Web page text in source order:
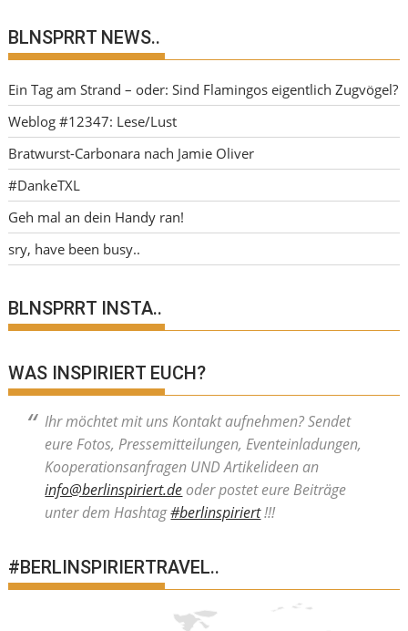
BLNSPRRT NEWS..
Ein Tag am Strand – oder: Sind Flamingos eigentlich Zugvögel?
Weblog #12347: Lese/Lust
Bratwurst-Carbonara nach Jamie Oliver
#DankeTXL
Geh mal an dein Handy ran!
sry, have been busy..
BLNSPRRT INSTA..
WAS INSPIRIERT EUCH?
Ihr möchtet mit uns Kontakt aufnehmen? Sendet
eure Fotos, Pressemitteilungen, Eventeinladungen,
Kooperationsanfragen UND Artikelideen an
info@berlinspiriert.deoder postet eure Beiträge
unter dem Hashtag#berlinspiriert!!!
#BERLINSPIRIERTRAVEL..